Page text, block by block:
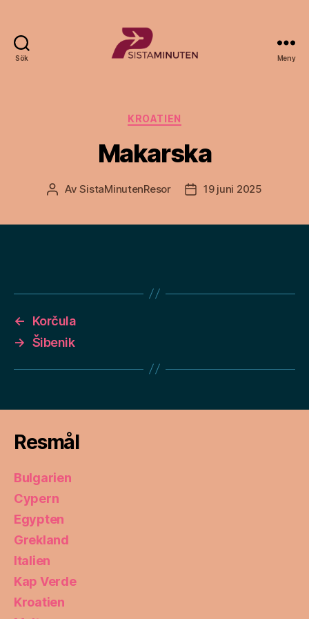
Sök Meny
Kategorier
KROATIEN
Makarska
Inläggsförfattare
AvSistaMinutenResor Inläggsdatum
19 juni 2025
←
Korčula
→ Šibenik
Resmål
Bulgarien
Cypern
Egypten
Grekland
Italien
Kap Verde
Kroatien